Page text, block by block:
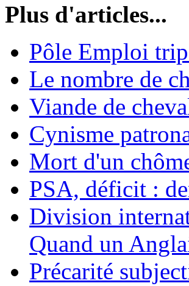
Plus d'articles...
Pôle Emploi
Le nombre de
Viande de
Cynisme
Mort d'un
PSA, déficit :
Division
Quand un
Précarité